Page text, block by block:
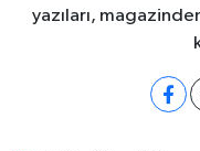
yazıları,